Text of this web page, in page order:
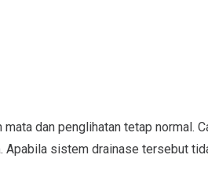
dan penglihatan tetap normal.
Apabila sistem drainase tersebut